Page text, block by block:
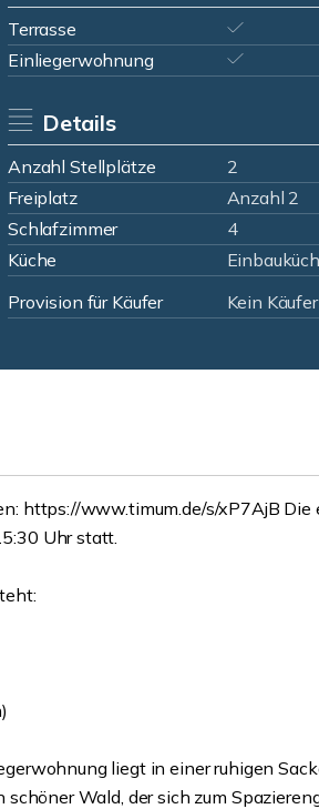
Terrasse
Einliegerwohnung
Details
Anzahl Stellplätze 2
Freiplatz
Anzahl 2
Schlafzimmer
4
Küche
Provision für Käufer
Kein
https://www.timum.de/s/xP7AjB Die
Uhr statt.
liegt in einer ruhigen
Wald, der sich zum